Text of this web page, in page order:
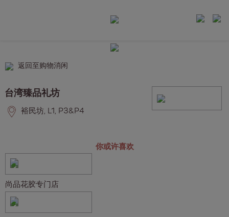
返回至购物消闲
台湾臻品礼坊
裕民坊, L1, P3&P4
你或许喜欢
尚品花胶专门店